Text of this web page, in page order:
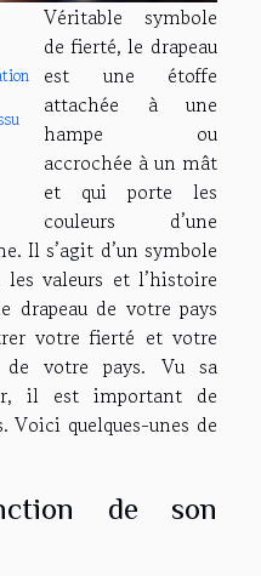
Véritable symbole
de fierté, le drapeau
est une étoffe
attachée à une
hampe ou
accrochée à un mât
et qui porte les
couleurs d’une
Il s’agit d’un symbole
les valeurs et l’histoire
drapeau de votre pays
votre fierté et votre
de votre pays. Vu sa
il est important de
Voici quelques-unes de
de son